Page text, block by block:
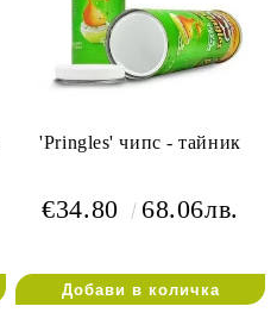
'Pringles' чипс - тайник
€34.80 68.06лв.